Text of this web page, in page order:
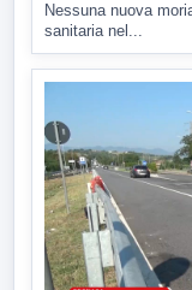
Nessuna nuova
sanitaria nel...